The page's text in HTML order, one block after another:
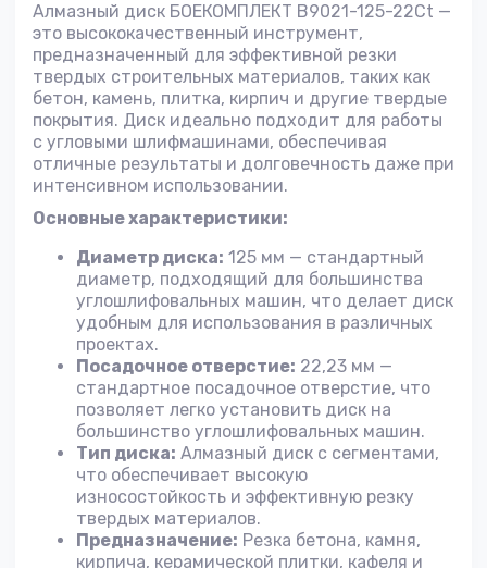
Алмазный диск БОЕКОМПЛЕКТ B9021-125-22Ct —
это высококачественный инструмент,
предназначенный для эффективной резки
твердых строительных материалов, таких как
бетон, камень, плитка, кирпич и другие твердые
покрытия. Диск идеально подходит для работы
с угловыми шлифмашинами, обеспечивая
отличные результаты и долговечность даже при
интенсивном использовании.
Основные характеристики:
Диаметр диска: 125 мм — стандартный
диаметр, подходящий для большинства
углошлифовальных машин, что делает диск
удобным для использования в различных
проектах.
Посадочное отверстие: 22,23 мм —
стандартное посадочное отверстие, что
позволяет легко установить диск на
большинство углошлифовальных машин.
Тип диска: Алмазный диск с сегментами,
что обеспечивает высокую
износостойкость и эффективную резку
твердых материалов.
Предназначение: Резка бетона, камня,
кирпича, керамической плитки, кафеля и